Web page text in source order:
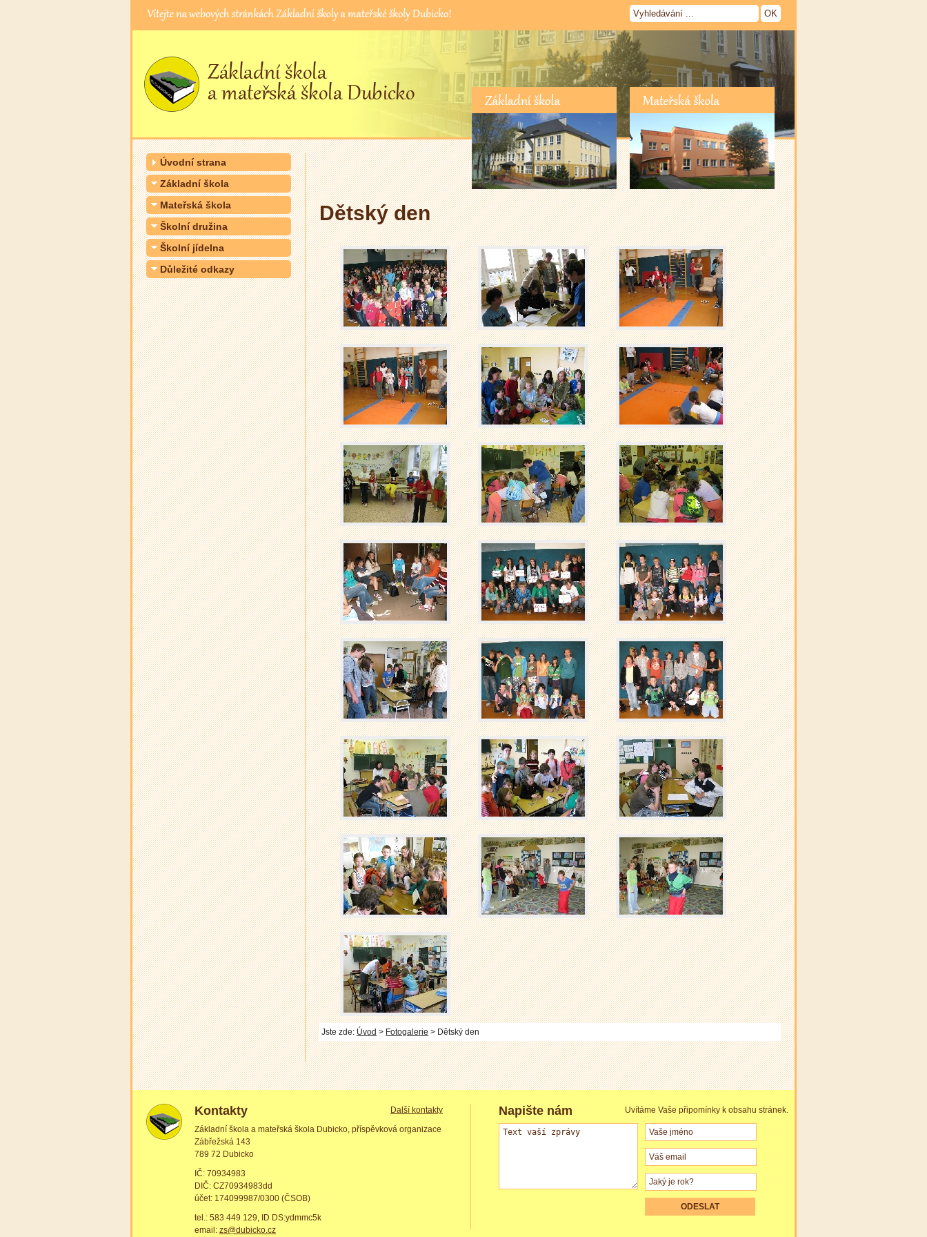
Úvodní strana
Základní škola
Mateřská škola
Školní družina
Školní jídelna
Důležité odkazy
Dětský den
Jste zde: Úvod > Fotogalerie > Dětský den
Kontakty Další kontakty
Základní škola a mateřská škola Dubicko, příspěvková organizace
Zábřežská 143
789 72 Dubicko
IČ: 70934983
DIČ: CZ70934983dd
účet: 174099987/0300 (ČSOB)
tel.: 583 449 129, ID DS:ydmmc5k
email: zs@dubicko.cz
Napište nám Uvítáme Vaše připomínky k obsahu stránek.